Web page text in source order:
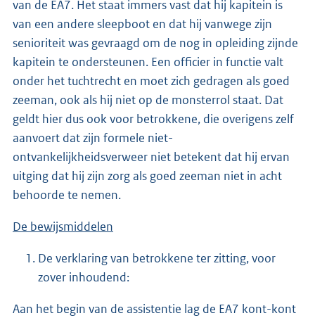
van de EA7. Het staat immers vast dat hij kapitein is
van een andere sleepboot en dat hij vanwege zijn
senioriteit was gevraagd om de nog in opleiding zijnde
kapitein te ondersteunen. Een officier in functie valt
onder het tuchtrecht en moet zich gedragen als goed
zeeman, ook als hij niet op de monsterrol staat. Dat
geldt hier dus ook voor betrokkene, die overigens zelf
aanvoert dat zijn formele niet-
ontvankelijkheidsverweer niet betekent dat hij ervan
uitging dat hij zijn zorg als goed zeeman niet in acht
behoorde te nemen.
De bewijsmiddelen
De verklaring van betrokkene ter zitting, voor
zover inhoudend:
Aan het begin van de assistentie lag de EA7 kont-kont